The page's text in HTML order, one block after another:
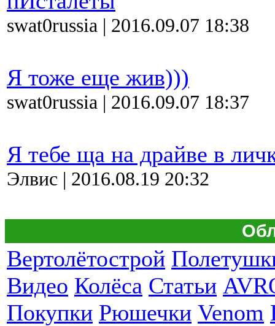
swat0russia | 2016.09.07 18:38
Я тоже еще жив)))
swat0russia | 2016.09.07 18:37
Я тебе ща на драйве в
Элвис | 2016.08.19 20:32
Вертолётострой
Видео Колёса Статьи
Покупки Рюшечки Venom